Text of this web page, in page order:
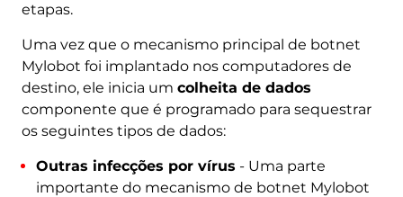
etapas.
Uma vez que o mecanismo principal de botnet
Mylobot foi implantado nos computadores de
destino, ele inicia um colheita de dados
componente que é programado para sequestrar
os seguintes tipos de dados:
Outras infecções por vírus - Uma parte
importante do mecanismo de botnet Mylobot